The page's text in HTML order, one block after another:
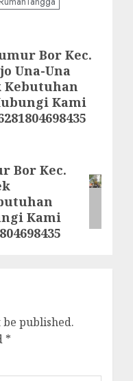
Bor Kec.
Una-Una
Kami
Bor Kec.
Kami
published.
*